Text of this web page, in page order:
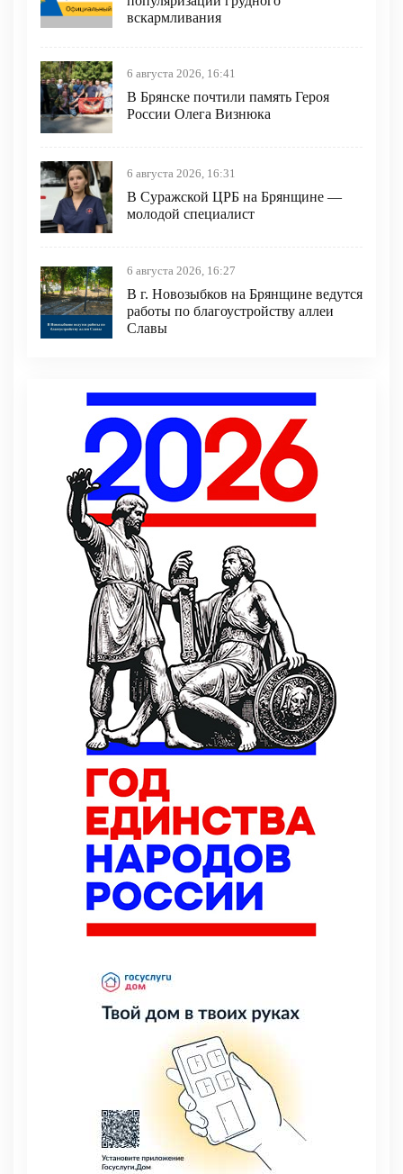
вскармливания
6 августа 2026, 16:41
В Брянске почтили память Героя
России Олега Визнюка
6 августа 2026, 16:31
В Суражской ЦРБ на Брянщине —
молодой специалист
6 августа 2026, 16:27
В г. Новозыбков на Брянщине ведутся
работы по благоустройству аллеи
Славы